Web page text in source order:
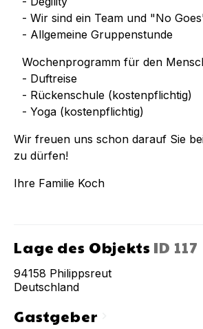
- Wir sind ein Team und "No
- Allgemeine Gruppenstunde
Wochenprogramm für den
- Duftreise
- Rückenschule (kostenpflichtig)
- Yoga (kostenpflichtig)
Wir freuen uns schon darauf Sie
zu dürfen!
Ihre Familie Koch
Lage des Objekts ID 117
94158 Philippsreut
Deutschland
Gastgeberchevron_right